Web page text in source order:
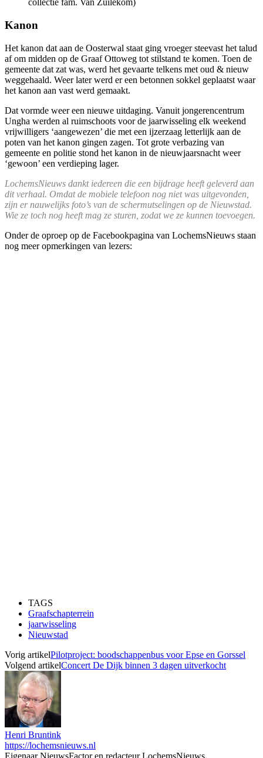
collectie fam. Van Zuilekom)
Kanon
Het kanon dat aan de Oosterwal staat ging vroeger steevast het talud
af om midden op de Graaf Ottoweg tot stilstand te komen. Toen de
gemeente dat zat was, werd het gevaarte telkens met oud & nieuw
weggehaald. Weer later werd er een betonnen sokkel geplaatst waar
het kanon aan vast werd gemaakt.
Dat vormde weer een nieuwe uitdaging. Vanuit jongerencentrum
Ungha werden al ruimschoots voor de jaarwisseling elk weekend
vrijwilligers ‘aangewezen’ die met een ijzerzaag letterlijk aan de
poten van het kanon gingen zagen. Tot grote verbazing van
gemeente en politie stond het kanon in de nieuwjaarsnacht weer
‘gewoon’ een verdieping lager.
LochemsNieuws dankt iedereen die een bijdrage heeft geleverd aan
dit verhaal. Omdat de mobiele telefoon nog niet was uitgevonden,
zijn er nauwelijks foto’s van de schermutselingen op de Nieuwstad.
Wie ze toch nog heeft mag ze sturen, zodat we ze kunnen toevoegen.
Onder de oproep op de Facebookpagina van LochemsNieuws staan
nog meer opmerkingen van lezers:
TAGS
Graafschapterrein
jaarwisseling
Nieuwstad
Vorig artikelPilotproject: boodschappenbus voor Epse en Gorssel
Volgend artikelConcert De Dijk binnen 3 dagen uitverkocht
Henri Bruntink
https://lochemsnieuws.nl
Eigenaar NieuwsFactor en redacteur LochemsNieuws.